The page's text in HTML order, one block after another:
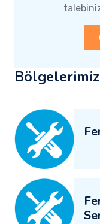
Bölgelerimiz